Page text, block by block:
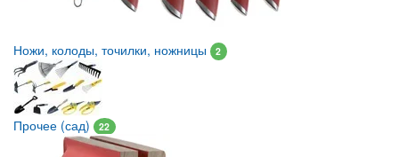
Ножи, колоды, точилки, ножницы 2
Прочее (сад) 22